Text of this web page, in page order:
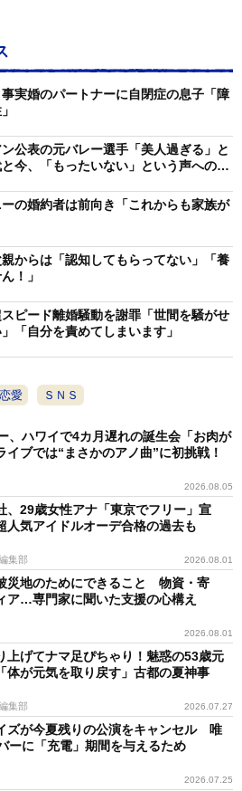
1/3
ちゅうオフィシャルブログ「お買い物日
実婚のパートナーに自閉症の息子「障
ン公表の元バレー選手「美人過ぎる」と
今、「もったいない」という声への思
の婚約者は前向き「これからも家族が
からは「認知してもらってない」「養
！」
ピード離婚騒動を謝罪「世間を騒がせ
「自分を責めてしまいます」
恋愛 ＳＮＳ
、ハワイで4カ月遅れの誕生会「お肉が
ブでは“まさかのアノ曲”に初挑戦！
2026.08.05
、29歳女性アナ「東京でフリー」宣
気アイドルオーデ合格の過去も
集部 2026.08.01
災地のためにできること 物資・寄
ア…専門家に聞いた支援の心構え
2026.08.01
上げてナマ足ぴちゃり！魅惑の53歳元
体が元気を取り戻す」古都の夏神事
集部 2026.07.27
ズが今夏残りの公演をキャンセル 唯
ーに「充電」期間を与えるため
2026.07.25